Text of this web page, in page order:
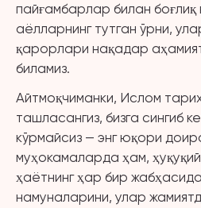
пайғамбарлар билан
аёлларнинг тутган ўрни,
қарорлари нақадар
биламиз.
Айтмоқчиманки, Ислом
ташласангиз, бизга сингиб
кўрмайсиз — энг юқори
муҳокамаларда ҳам,
ҳаётнинг ҳар бир
намуналарини, улар